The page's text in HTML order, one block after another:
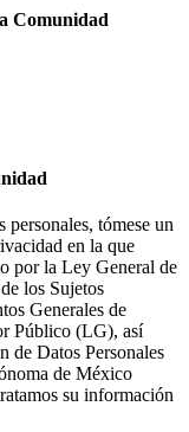
Comunidad
personales, tómese un
en la que
por la Ley General de
los Sujetos
Generales de
Público (LG), así
de Datos Personales
de México
su información